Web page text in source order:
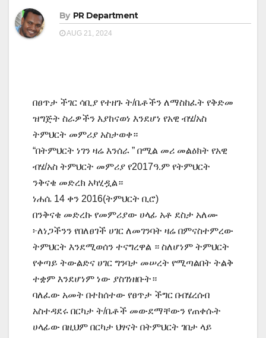
By PR Department
AUG 21, 2024
በፀጥታ ችገር ሳቢያ የተዘጉ ት/ቤቶችን ለማስከፈት የቅድመ
ዝግጅት ስራዎችን እያከናወነ እንደሆነ የአዊ ብሄ/አስ
ትምህርት መምሪያ አስታወቀ።
“በትምህርት ነገን ዛሬ እንሰራ ” በሚል መሪ መልዕክት የአዊ
ብሄ/አስ ትምህርት መምሪያ የ2017ዓ.ም የትምህርት
ንቅናቄ መድረክ አካሂዷል።
ነሐሴ 14 ቀን 2016(ትምህርት ቢሮ)
በንቅናቄ መድረኩ የመምሪያው ሀላፊ አቶ ደስታ አለሙ
፦ለነጋችንን የበለፀገች ሀገር ለመገንባት ዛሬ በምናስተምረው
ትምህርት እንደሚወሰን ተናግረዋል ። ስለሆነም ትምህርት
የቀጣይ ትውልድና ሀገር ግንባታ መሠረት የሚጣልበት ትልቅ
ተቋም እንደሆነም ነው ያስገነዘቡት።
ባለፈው አመት በተከሰተው የፀጥታ ችግር በብሄረሰብ
አስተዳደሩ በርካታ ት/ቤቶች መውደማቸውን የጠቀሱት
ሀላፊው በዚህም በርካታ ህፃናት በትምህርት ገበታ ላይ